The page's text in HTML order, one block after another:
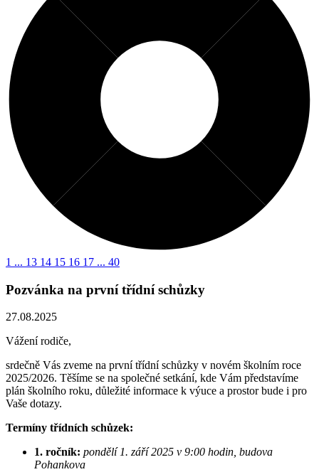
1 ... 13 14 15 16 17 ... 40
Pozvánka na první třídní schůzky
27.08.2025
Vážení rodiče,
srdečně Vás zveme na první třídní schůzky v novém školním roce
2025/2026. Těšíme se na společné setkání, kde Vám představíme
plán školního roku, důležité informace k výuce a prostor bude i pro
Vaše dotazy.
Termíny třídních schůzek:
1. ročník: pondělí 1. září 2025 v 9:00 hodin, budova
Pohankova